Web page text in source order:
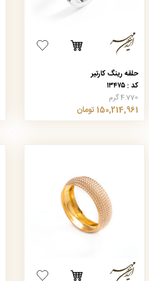
حلقه رینگ کارتیر
کد : ۱۳۴۷۵
4.770 گرم
150,214,961 تومان